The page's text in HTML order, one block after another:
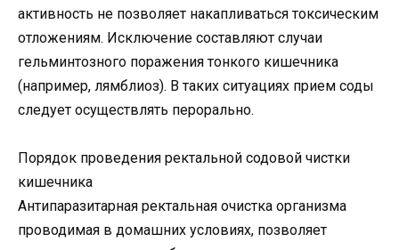
активность не позволяет накапливаться токсическим
отложениям. Исключение составляют случаи
гельминтозного поражения тонкого кишечника
(например, лямблиоз). В таких ситуациях прием соды
следует осуществлять перорально.
Порядок проведения ректальной содовой чистки
кишечника
Антипаразитарная ректальная очистка организма
проводимая в домашних условиях, позволяет